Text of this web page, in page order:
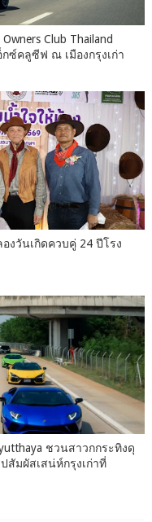
Club Thailand
ซ์คลูซีฟ ณ เมืองกรุงเก่า
งวันเกิดควบคู่ 24 ปีโรง
ชวนสาวกกระทิงดุ
สัมผัสเสน่ห์กรุงเก่าที่